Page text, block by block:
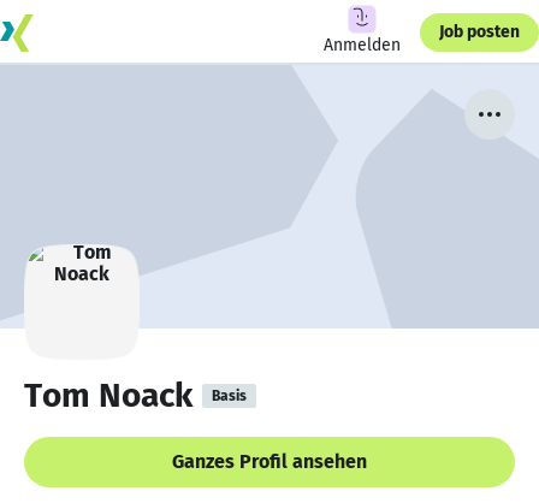
Anmelden
Job posten
Tom Noack Basis
Ganzes Profil ansehen